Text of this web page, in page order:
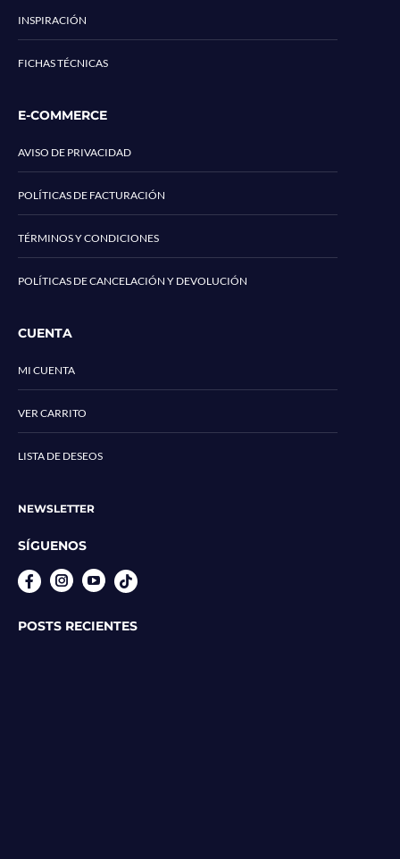
INSPIRACIÓN
FICHAS TÉCNICAS
E-COMMERCE
AVISO DE PRIVACIDAD
POLÍTICAS DE FACTURACIÓN
TÉRMINOS Y CONDICIONES
POLÍTICAS DE CANCELACIÓN Y DEVOLUCIÓN
CUENTA
MI CUENTA
VER CARRITO
LISTA DE DESEOS
NEWSLETTER
SÍGUENOS
InstagramYouTube
POSTS RECIENTES